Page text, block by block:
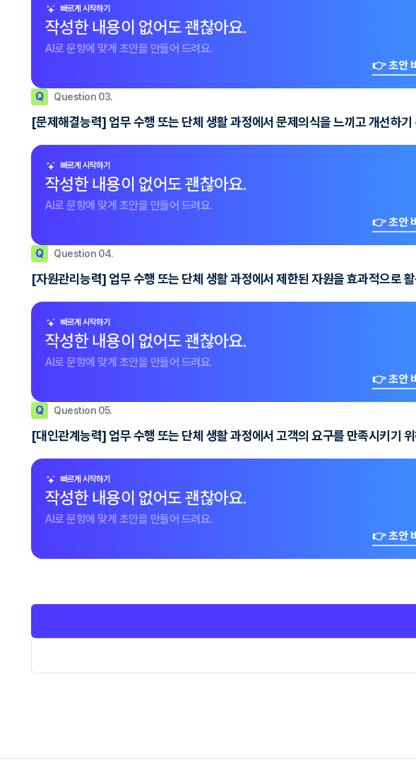
빠르게 시작하기
작성한 내용이 없어도 괜찮아요.
AI로 문항에 맞게 초안을 만들어 드려요.
👉 초안
Q Question 03.
[문제해결능력] 업무 수행 또는 단체 생활 과정에서 문제의식을 느끼고 개선하
빠르게 시작하기
작성한 내용이 없어도 괜찮아요.
AI로 문항에 맞게 초안을 만들어 드려요.
👉 초안
Q Question 04.
[자원관리능력] 업무 수행 또는 단체 생활 과정에서 제한된 자원을 효과적으로
빠르게 시작하기
작성한 내용이 없어도 괜찮아요.
AI로 문항에 맞게 초안을 만들어 드려요.
👉 초안
Q Question 05.
[대인관계능력] 업무 수행 또는 단체 생활 과정에서 고객의 요구를 만족시키기
빠르게 시작하기
작성한 내용이 없어도 괜찮아요.
AI로 문항에 맞게 초안을 만들어 드려요.
👉 초안